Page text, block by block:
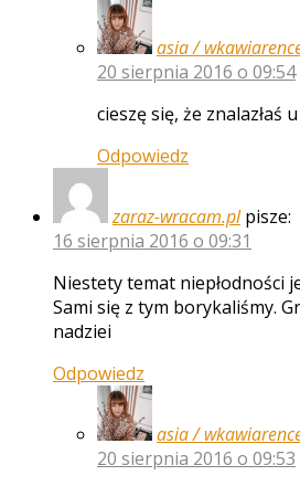
asia /
20 sierpnia 2016 o 09:54
cieszę się, że znalazłaś
Odpowiedz
zaraz-wracam.pl pisze:
16 sierpnia 2016 o 09:31
Niestety temat niepłodności
Sami się z tym borykaliśmy.
nadziei
Odpowiedz
asia /
20 sierpnia 2016 o 09:53